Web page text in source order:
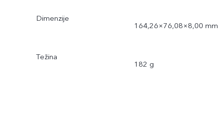
Dimenzije
164,26×76,08×8,00 mm
Težina
182 g